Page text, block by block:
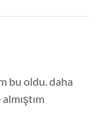
bu oldu. daha